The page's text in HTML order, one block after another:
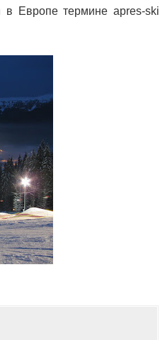
в Европе термине apres-ski